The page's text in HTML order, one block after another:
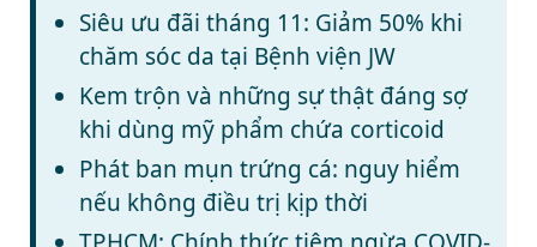
Siêu ưu đãi tháng 11: Giảm 50% khi
chăm sóc da tại Bệnh viện JW
Kem trộn và những sự thật đáng sợ
khi dùng mỹ phẩm chứa corticoid
Phát ban mụn trứng cá: nguy hiểm
nếu không điều trị kịp thời